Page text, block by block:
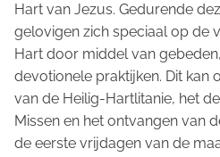
Hart van Jezus. Gedurende
gelovigen zich speciaal op de
Hart door middel van gebeden,
devotionele praktijken. Dit kan
van de Heilig-Hartlitanie, het
Missen en het ontvangen van
de eerste vrijdagen van de